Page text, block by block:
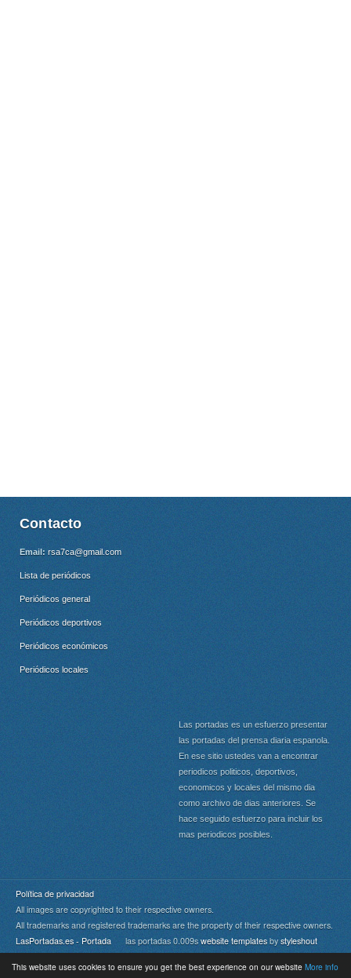
This website uses cookies to ensure you get the best experience on our website More info
Contacto
Email: rsa7ca@gmail.com
Lista de periódicos
Periódicos general
Periódicos deportivos
Periódicos económicos
Periódicos locales
Las portadas es un esfuerzo presentar
las portadas del prensa diaria espanola.
En ese sitio ustedes van a encontrar
periodicos politicos, deportivos,
economicos y locales del mismo dia
como archivo de dias anteriores. Se
hace seguido esfuerzo para incluir los
mas periodicos posibles.
Política de privacidad
All images are copyrighted to their respective owners.
All trademarks and registered trademarks are the property of their respective owners.
LasPortadas.es - Portada las portadas 0.009s website templates by styleshout